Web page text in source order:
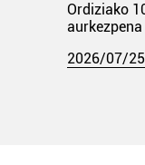
Ordiziako
2026/07/25